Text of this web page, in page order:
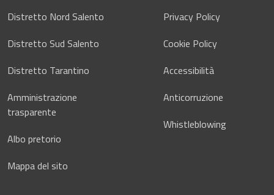
Distretto Nord Salento
Distretto Sud Salento
Distretto Tarantino
Amministrazione
trasparente
Albo pretorio
Mappa del sito
Privacy Policy
Cookie Policy
Accessibilità
Anticorruzione
Whistleblowing